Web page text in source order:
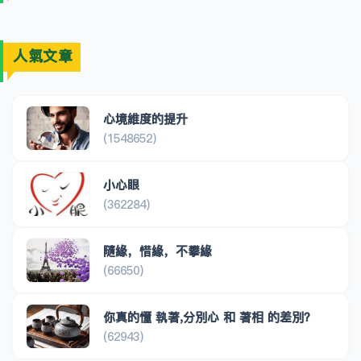
人氣文章
心境維度的提升
(1548652)
小心眼
(362284)
隨緣，惜緣，不攀緣
(66650)
你真的懂 執著,分別心 和 著相 的差別？
(62943)